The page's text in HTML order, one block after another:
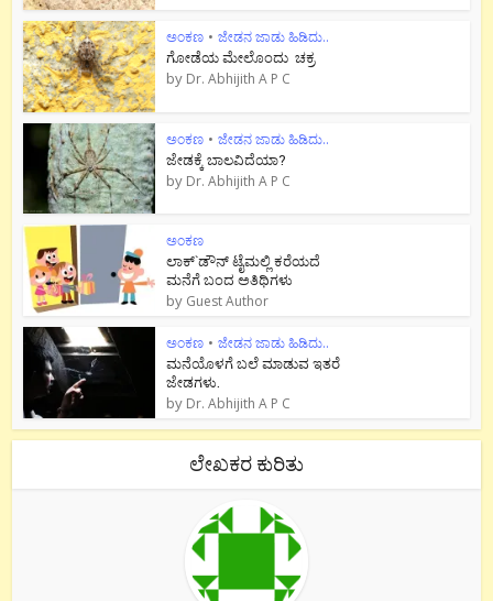
ಅಂಕಣ • ಜೇಡನ ಜಾಡು ಹಿಡಿದು..
ಗೋಡೆಯ ಮೇಲೊಂದು ಚಕ್ರ
by Dr. Abhijith A P C
ಅಂಕಣ • ಜೇಡನ ಜಾಡು ಹಿಡಿದು..
ಜೇಡಕ್ಕೆ ಬಾಲವಿದೆಯಾ?
by Dr. Abhijith A P C
ಅಂಕಣ
ಲಾಕ್`ಡೌನ್ ಟೈಮಲ್ಲಿ ಕರೆಯದೆ
ಮನೆಗೆ ಬಂದ ಅತಿಥಿಗಳು
by Guest Author
ಅಂಕಣ • ಜೇಡನ ಜಾಡು ಹಿಡಿದು..
ಮನೆಯೊಳಗೆ ಬಲೆ ಮಾಡುವ ಇತರೆ
ಜೇಡಗಳು.
by Dr. Abhijith A P C
ಲೇಖಕರ ಕುರಿತು